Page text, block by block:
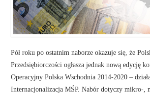
Pół roku po ostatnim naborze okazuje się, że
Przedsiębiorczości ogłasza jednak nową edycję
Operacyjny Polska Wschodnia 2014-2020 –
Internacjonalizacja MŚP. Nabór dotyczy mikro-,